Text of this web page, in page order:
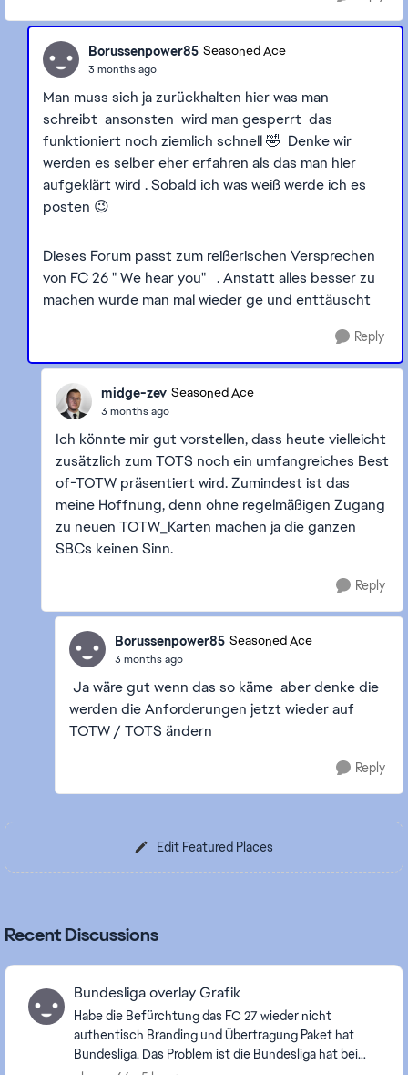
Borussenpower85 Seasoned Ace
3 months ago
Man muss sich ja zurückhalten hier was man
schreibt ansonsten wird man gesperrt das
funktioniert noch ziemlich schnell 🤣 Denke wir
werden es selber eher erfahren als das man hier
aufgeklärt wird . Sobald ich was weiß werde ich es
posten 😉
Dieses Forum passt zum reißerischen Versprechen
von FC 26 " We hear you" . Anstatt alles besser zu
machen wurde man mal wieder ge und enttäuscht
Reply
midge-zev Seasoned Ace
3 months ago
Ich könnte mir gut vorstellen, dass heute vielleicht
zusätzlich zum TOTS noch ein umfangreiches Best
of-TOTW präsentiert wird. Zumindest ist das
meine Hoffnung, denn ohne regelmäßigen Zugang
zu neuen TOTW_Karten machen ja die ganzen
SBCs keinen Sinn.
Reply
Borussenpower85 Seasoned Ace
3 months ago
Ja wäre gut wenn das so käme aber denke die
werden die Anforderungen jetzt wieder auf
TOTW / TOTS ändern
Reply
Edit Featured Places
Recent Discussions
Bundesliga overlay Grafik
Habe die Befürchtung das FC 27 wieder nicht
authentisch Branding und Übertragung Paket hat
Bundesliga. Das Problem ist die Bundesliga hat bei